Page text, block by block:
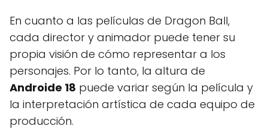
En cuanto a las películas de Dragon Ball,
cada director y animador puede tener su
propia visión de cómo representar a los
personajes. Por lo tanto, la altura de
Androide 18 puede variar según la película y
la interpretación artística de cada equipo de
producción.